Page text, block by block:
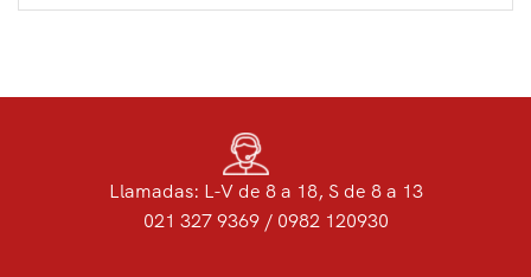
Llamadas: L-V de 8 a 18, S de 8 a 13
021 327 9369 / 0982 120930